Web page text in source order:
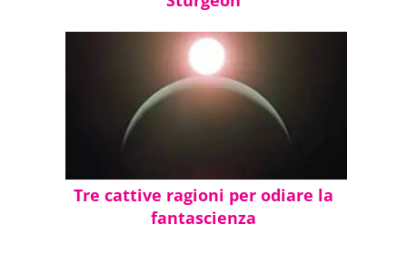
non c’è nessuno che conosca veramente
te, salvo te stesso e nessuno può porvi un
nessuno, te eccettuato, può individuare una
Tre cattive ragioni per odiare la
fantascienza